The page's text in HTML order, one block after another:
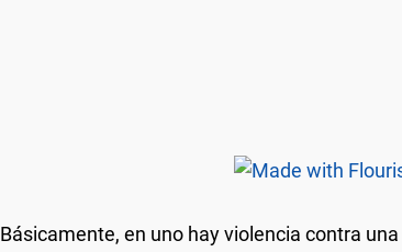
Básicamente, en uno hay violencia contra una